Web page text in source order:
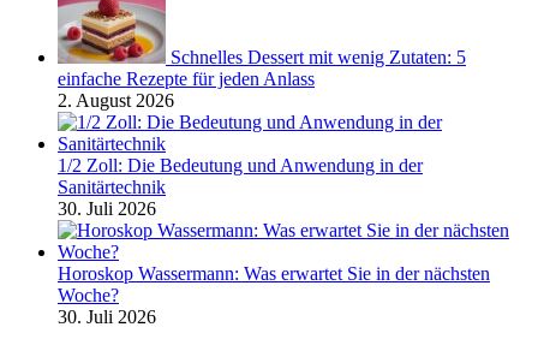
Schnelles Dessert mit wenig Zutaten: 5
einfache Rezepte für jeden Anlass
2. August 2026
1/2 Zoll: Die Bedeutung und Anwendung in der
Sanitärtechnik
30. Juli 2026
Horoskop Wassermann: Was erwartet Sie in der nächsten
Woche?
30. Juli 2026